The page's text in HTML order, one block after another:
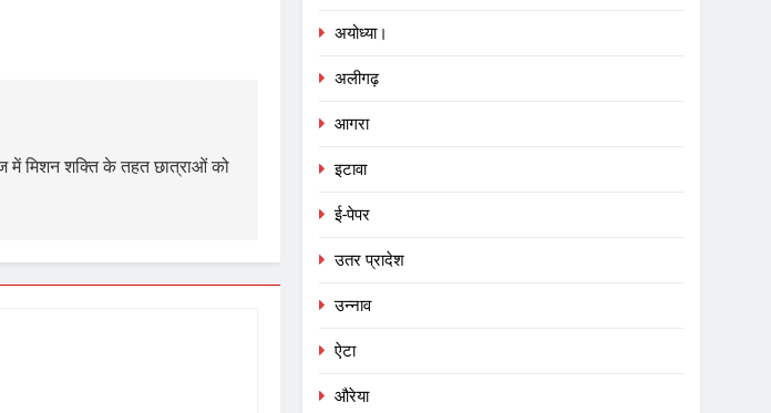
में मिशन शक्ति के तहत छात्राओं को
अयोध्या।
अलीगढ़
आगरा
इटावा
ई-पेपर
उतर प्रादेश
उन्नाव
ऐटा
औरेया